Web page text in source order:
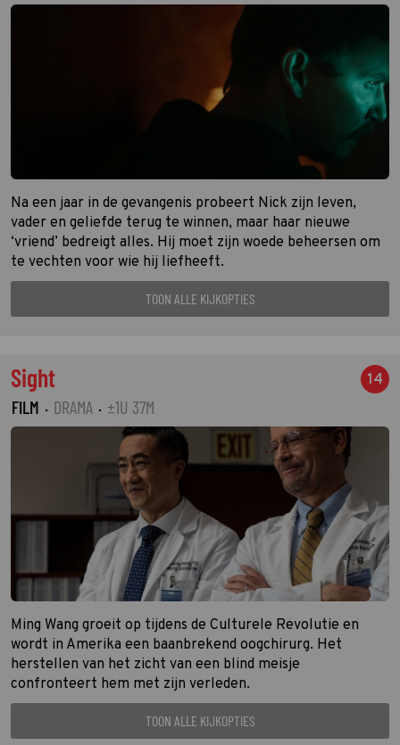
Na een jaar in de gevangenis probeert Nick zijn leven,
vader en geliefde terug te winnen, maar haar nieuwe
‘vriend’ bedreigt alles. Hij moet zijn woede beheersen om
te vechten voor wie hij liefheeft.
TOON ALLE KIJKOPTIES
Sight 14
FILM · DRAMA · ±1U 37M
Ming Wang groeit op tijdens de Culturele Revolutie en
wordt in Amerika een baanbrekend oogchirurg. Het
herstellen van het zicht van een blind meisje
confronteert hem met zijn verleden.
TOON ALLE KIJKOPTIES